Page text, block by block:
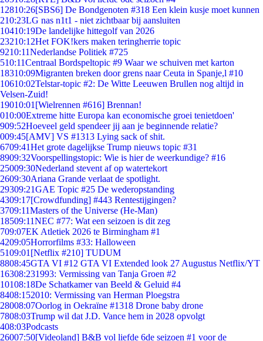
12810:26[SBS6] De Bondgenoten #318 Een klein kusje moet kunnen
210:23LG nas n1t1 - niet zichtbaar bij aansluiten
10410:19De landelijke hittegolf van 2026
23210:12Het FOK!kers maken teringherrie topic
9210:11Nederlandse Politiek #725
510:11Centraal Bordspeltopic #9 Waar we schuiven met karton
18310:09Migranten breken door grens naar Ceuta in Spanje,l #10
10610:02Telstar-topic #2: De Witte Leeuwen Brullen nog altijd in
Velsen-Zuid!
19010:01 [Wielrennen #616] Brennan!
010:00Extreme hitte Europa kan economische groei tenietdoen'
909:52Hoeveel geld spendeer jij aan je beginnende relatie?
009:45[AMV] VS #1313 Lying sack of shit.
6709:41Het grote dagelijkse Trump nieuws topic #31
8909:32Voorspellingstopic: Wie is hier de weerkundige? #16
25009:30Nederland stevent af op watertekort
2609:30Ariana Grande verlaat de spotlight.
29309:21GAE Topic #25 De wederopstanding
4309:17[Crowdfunding] #443 Rentestijgingen?
3709:11Masters of the Universe (He-Man)
18509:11NEC #77: Wat een seizoen is dit zeg
709:07EK Atletiek 2026 te Birmingham #1
4209:05Horrorfilms #33: Halloween
5109:01 [Netflix #210] TUDUM
8808:45GTA VI #12 GTA VI Extended look 27 Augustus Netflix/YT
16308:231993: Vermissing van Tanja Groen #2
10108:18De Schatkamer van Beeld & Geluid #4
8408:152010: Vermissing van Herman Ploegstra
28008:07Oorlog in Oekraïne #1318 Drone baby drone
7808:03Trump wil dat J.D. Vance hem in 2028 opvolgt
408:03Podcasts
26007:50[Videoland] B&B vol liefde 6de seizoen #1 voor de